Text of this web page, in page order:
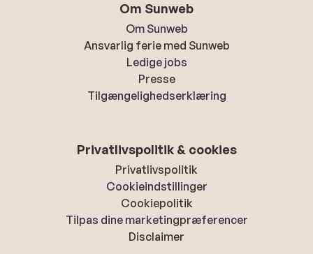
Om Sunweb
Om Sunweb
Ansvarlig ferie med Sunweb
Ledige jobs
Presse
Tilgængelighedserklæring
Privatlivspolitik & cookies
Privatlivspolitik
Cookieindstillinger
Cookiepolitik
Tilpas dine marketingpræferencer
Disclaimer